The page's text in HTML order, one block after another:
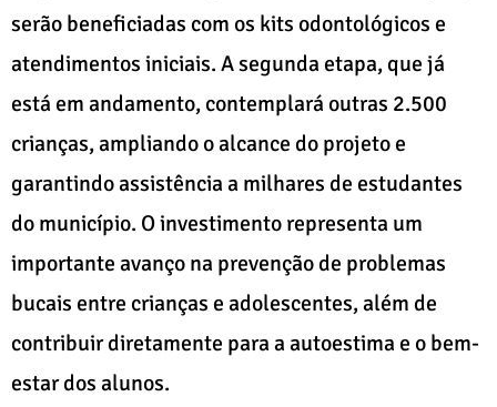
serão beneficiadas com os kits odontológicos e
atendimentos iniciais. A segunda etapa, que já
está em andamento, contemplará outras 2.500
crianças, ampliando o alcance do projeto e
garantindo assistência a milhares de estudantes
do município. O investimento representa um
importante avanço na prevenção de problemas
bucais entre crianças e adolescentes, além de
contribuir diretamente para a autoestima e o bem-
estar dos alunos.